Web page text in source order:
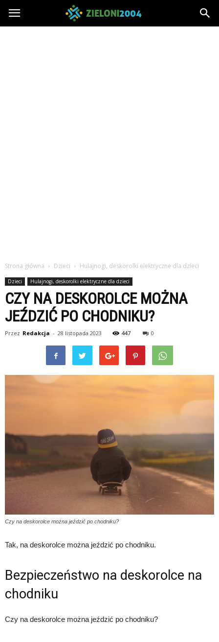
Zieloni2004.pl
Strona główna Dzieci Hulajnogi, deskorolki elektryczne dla dzieci
Dzieci Hulajnogi, deskorolki elektryczne dla dzieci
CZY NA DESKOROLCE MOŻNA
JEŹDZIĆ PO CHODNIKU?
Przez Redakcja - 28 listopada 2023 447 0
Czy na deskorolce można jeździć po chodniku?
Tak, na deskorolce można jeździć po chodniku.
Bezpieczeństwo na deskorolce na
chodniku
Czy na deskorolce można jeździć po chodniku?